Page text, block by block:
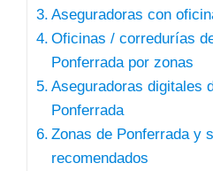
Aseguradoras con
Oficinas / corredurías
Ponferrada por zonas
Aseguradoras digitales
Ponferrada
Zonas de Ponferrada y
recomendados